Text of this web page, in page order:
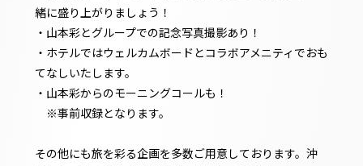
緒に盛り上がりましょう！
・山本彩とグループでの記念写真撮影あり！
・ホテルではウェルカムボードとコラボアメニティでおも
てなしいたします。
・山本彩からのモーニングコールも！
※事前収録となります。
その他にも旅を彩る企画を多数ご用意しております。沖